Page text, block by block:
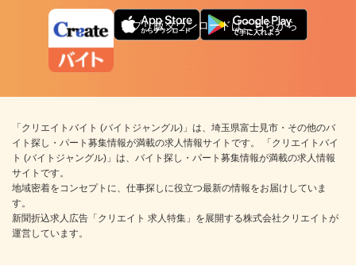
アプリ版ダウンロードはこちらから
「クリエイトバイト (バイトジャングル)」は、埼玉県富士見市・その他のバ
イト探し・パート募集情報が満載の求人情報サイトです。 「クリエイトバイ
ト (バイトジャングル)」は、バイト探し・パート募集情報が満載の求人情報
サイトです。
地域密着をコンセプトに、仕事探しに役立つ最新の情報をお届けしていま
す。
新聞折込求人広告「クリエイト 求人特集」を展開する株式会社クリエイトが
運営しています。